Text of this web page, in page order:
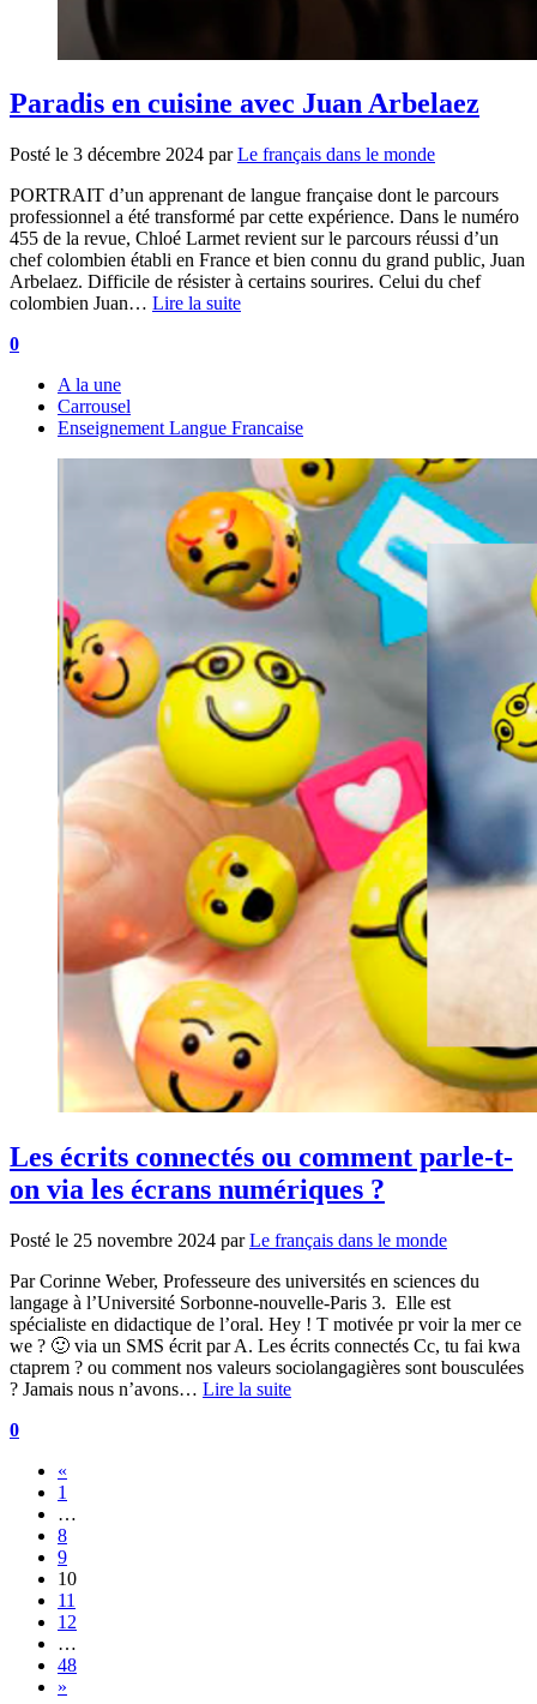
Paradis en cuisine avec Juan Arbelaez
Posté le 3 décembre 2024 par Le français dans le monde
PORTRAIT d’un apprenant de langue française dont le parcours
professionnel a été transformé par cette expérience. Dans le numéro
455 de la revue, Chloé Larmet revient sur le parcours réussi d’un
chef colombien établi en France et bien connu du grand public, Juan
Arbelaez. Difficile de résister à certains sourires. Celui du chef
colombien Juan… Lire la suite
0
A la une
Carrousel
Enseignement Langue Francaise
Les écrits connectés ou comment parle-t-
on via les écrans numériques ?
Posté le 25 novembre 2024 par Le français dans le monde
Par Corinne Weber, Professeure des universités en sciences du
langage à l’Université Sorbonne-nouvelle-Paris 3. Elle est
spécialiste en didactique de l’oral. Hey ! T motivée pr voir la mer ce
we ? 🙂 via un SMS écrit par A. Les écrits connectés Cc, tu fai kwa
ctaprem ? ou comment nos valeurs sociolangagières sont bousculées
? Jamais nous n’avons… Lire la suite
0
«
1
…
8
9
10
11
12
…
48
»